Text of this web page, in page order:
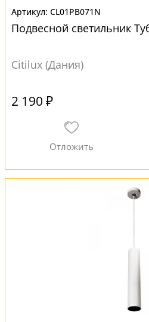
CL01PB071N
Подвесной светильник
Citilux (Дания)
2 190 ₽